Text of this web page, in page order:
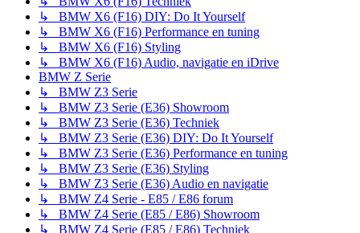
↳ BMW X6 (F16) DIY: Do It Yourself
↳ BMW X6 (F16) Performance en tuning
↳ BMW X6 (F16) Styling
↳ BMW X6 (F16) Audio, navigatie en iDrive
BMW Z Serie
↳ BMW Z3 Serie
↳ BMW Z3 Serie (E36) Showroom
↳ BMW Z3 Serie (E36) Techniek
↳ BMW Z3 Serie (E36) DIY: Do It Yourself
↳ BMW Z3 Serie (E36) Performance en tuning
↳ BMW Z3 Serie (E36) Styling
↳ BMW Z3 Serie (E36) Audio en navigatie
↳ BMW Z4 Serie - E85 / E86 forum
↳ BMW Z4 Serie (E85 / E86) Showroom
↳ BMW Z4 Serie (E85 / E86) Techniek